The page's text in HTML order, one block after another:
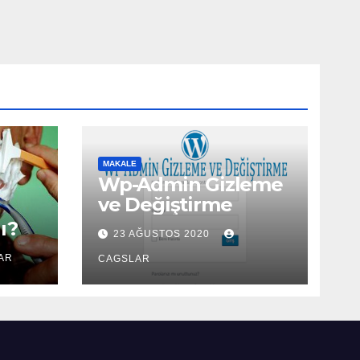
MAKALE
Wp-Admin Gizleme
ve Değiştirme
23 AĞUSTOS 2020
CAGSLAR